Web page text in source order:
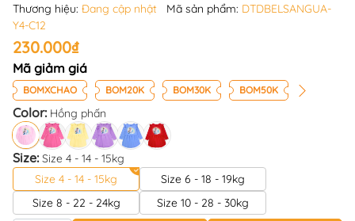
Thương hiệu: Đang cập nhật Mã sản phẩm: DTDBELSANGUA-
Y4-C12
230.000₫
Mã giảm giá
BOMXCHAO BOM20K BOM30K BOM50K
Color: Hồng phấn
Size:Size 4 - 14 - 15kg
Size 4 - 14 - 15kg
Size 6 - 18 - 19kg
Size 8 - 22 - 24kg
Size 10 - 28 - 30kg